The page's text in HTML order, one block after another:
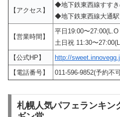
【アクセス】
◆地下鉄東西線すす
◆地下鉄東西線大通駅
【営業時間】
平日19:00〜27:00(L.O
土日祝 11:30〜
【公式HP】
http://
【電話番号】
011-596-9852(予約不
札幌人気パフェランキン